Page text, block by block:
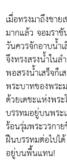
เมื่อทรงมาถึงชา
มากแล้ว จอมราชั
วันควรจักอาบน้ำ
จึงทรงสรงน้ำใน
พอสรงน้ำเสร็จก็
พระบาทของพร
ด้วยเดชะแห่งพร
บรรทมอยู่บนพระ
ร้อนรุ่มพระวรกา
ฝืนบรรทมต่อไปไ
อยู่บนพื้นแทน!